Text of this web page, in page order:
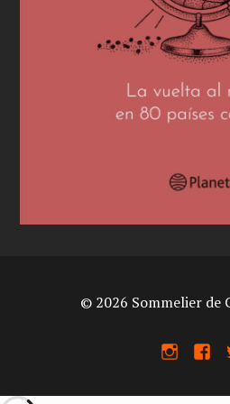
t
e
© 2026 Sommelier de